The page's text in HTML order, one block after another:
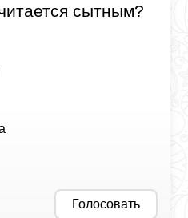
сытным?
Голосовать